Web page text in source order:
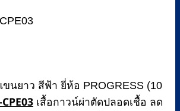
นยาว สีฟ้า ยี่ห้อ PROGRESS (10
เสื้อกาวน์ผ่าตัดปลอดเชื้อ ลด